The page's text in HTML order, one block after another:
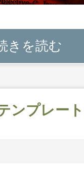
きを読む
ンプレー